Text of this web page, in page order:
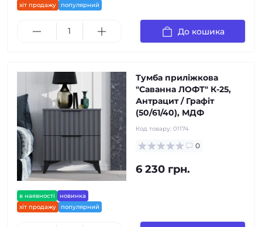
хіт продажу популярний
До кошика
в наявності
новинка
хіт продажу
популярний
Тумба приліжкова
"Саванна ЛОФТ" К-25,
Антрацит / Графіт
(50/61/40), МДФ
Код товару: 01174
0
6 230 грн.